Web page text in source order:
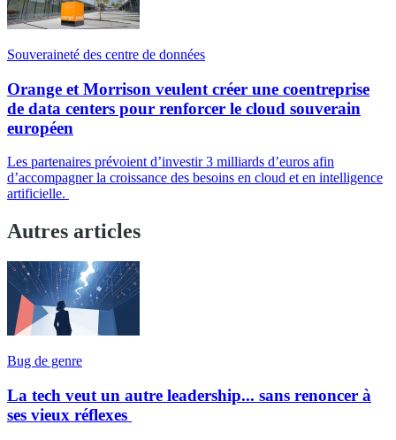
Souveraineté des centre de données
Orange et Morrison veulent créer une coentreprise
de data centers pour renforcer le cloud souverain
européen
Les partenaires prévoient d’investir 3 milliards d’euros afin
d’accompagner la croissance des besoins en cloud et en intelligence
artificielle.
Autres articles
Bug de genre
La tech veut un autre leadership... sans renoncer à
ses vieux réflexes